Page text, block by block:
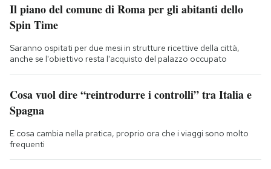
Il piano del comune di Roma per gli abitanti dello
Spin Time
Saranno ospitati per due mesi in strutture ricettive della città,
anche se l'obiettivo resta l'acquisto del palazzo occupato
Cosa vuol dire “reintrodurre i controlli” tra Italia e
Spagna
E cosa cambia nella pratica, proprio ora che i viaggi sono molto
frequenti